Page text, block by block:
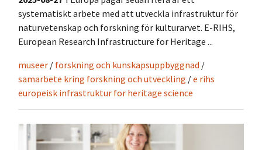
systematiskt arbete med att utveckla infrastruktur för
naturvetenskap och forskning för kulturarvet. E-RIHS,
European Research Infrastructure for Heritage ...
museer / forskning och kunskapsuppbyggnad /
samarbete kring forskning och utveckling /e rihs
europeisk infrastruktur for heritage science